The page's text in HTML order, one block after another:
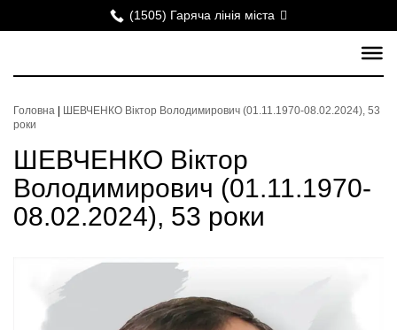
(1505) Гаряча лінія міста
Головна
ШЕВЧЕНКО Віктор Володимирович (01.11.1970-08.02.2024), 53
роки
ШЕВЧЕНКО Віктор
Володимирович (01.11.1970-
08.02.2024), 53 роки